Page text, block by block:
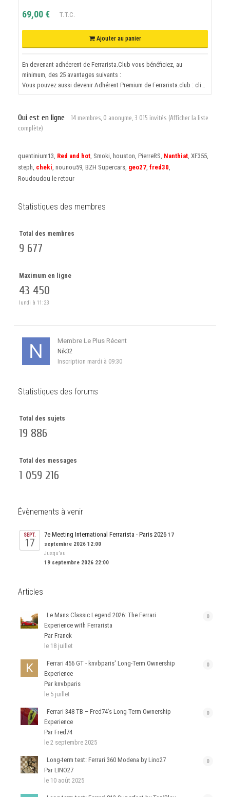
Qui est en ligne 14 membres, 0 anonyme, 3 015 invités (Afficher la liste
complète)
quentinium13 Red and hot Smoki houston PierreRS Nanthiat XF355
steph cheki nounou59 BZH Supercars geo27 fred30
Roudoudou le retour
Statistiques des membres
Total des membres
9 677
Maximum en ligne
43 450
lundi à 11:23
Membre Le Plus Récent
Nik32
Inscription mardi à 09:30
Statistiques des forums
Total des sujets
19 886
Total des messages
1 059 216
Évènements à venir
SEPT.
17
7e Meeting International Ferrarista - Paris 2026 17
septembre 2026 12:00
Jusqu’au
19 septembre 2026 22:00
Articles
0
Le Mans Classic Legend 2026: The Ferrari
Experience with Ferrarista
Par Franck
le 18 juillet
0
Ferrari 456 GT - knvbparis' Long-Term Ownership
Experience
Par knvbparis
le 5 juillet
0
Ferrari 348 TB – Fred74’s Long-Term Ownership
Experience
Par Fred74
le 2 septembre 2025
0
Long-term test: Ferrari 360 Modena by Lino27
Par LINO27
le 10 août 2025